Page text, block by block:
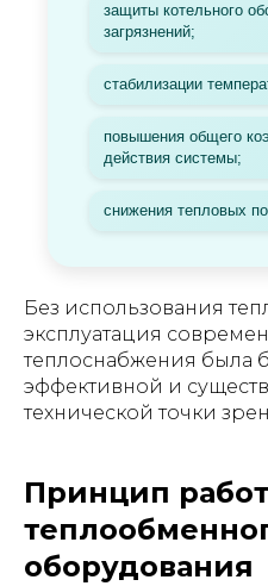
защиты котельного
загрязнений;
стабилизации
повышения общего
действия системы;
снижения тепловых
Без использования
эксплуатация
теплоснабжения была
эффективной и
технической точки
Принцип
оборудования